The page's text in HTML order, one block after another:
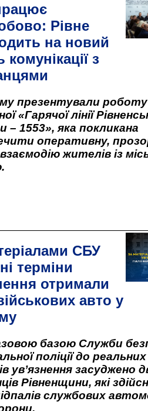
Рівне
на новий
комунікації з
презентували роботу
«Гарячої лінії
– 1553», яка покликана
оперативну,
жителів із
СБУ
терміни
отримали
авто у
базою Служби
поліції до реальних
ув’язнення засуджено
Рівненщини, які
службових